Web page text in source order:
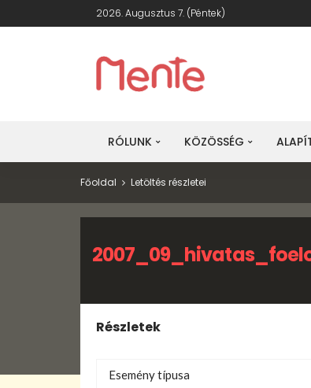
2026. Augusztus 7. (péntek)
RÓLUNK KÖZÖSSÉG
Főoldal Letöltés részletei
Részletek
Esemény típusa